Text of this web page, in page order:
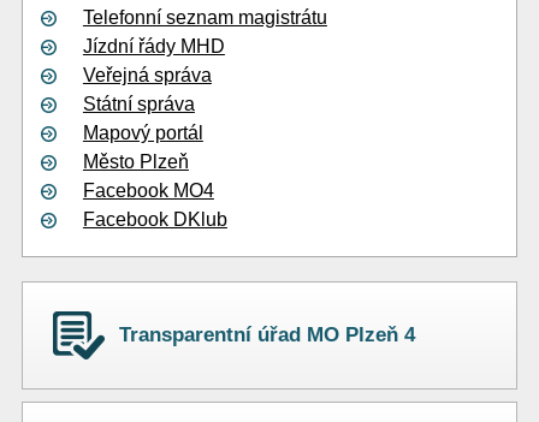
Telefonní seznam magistrátu
Jízdní řády MHD
Veřejná správa
Státní správa
Mapový portál
Město Plzeň
Facebook MO4
Facebook DKlub
Transparentní úřad MO Plzeň 4